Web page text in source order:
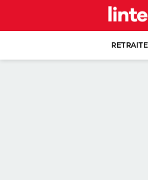
RETRAITE